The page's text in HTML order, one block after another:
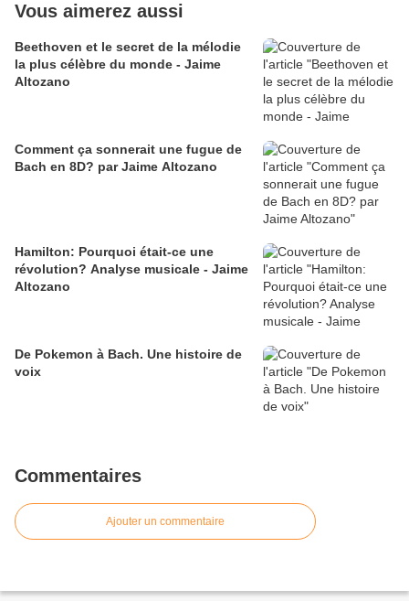
Vous aimerez aussi
Beethoven et le secret de la mélodie
la plus célèbre du monde - Jaime
Altozano
Comment ça sonnerait une fugue de
Bach en 8D? par Jaime Altozano
Hamilton: Pourquoi était-ce une
révolution? Analyse musicale - Jaime
Altozano
De Pokemon à Bach. Une histoire de
voix
Commentaires
Ajouter un commentaire